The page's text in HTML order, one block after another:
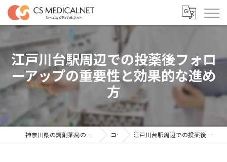
江戸川台駅周辺での投薬後フォロ
ーアップの重要性と効果的な進め
方
神奈川県の調剤薬局の求人ならシーエスメディカルネット コラム 江戸川台駅周辺での投薬後フォローアップの重要性と効果的な進め方